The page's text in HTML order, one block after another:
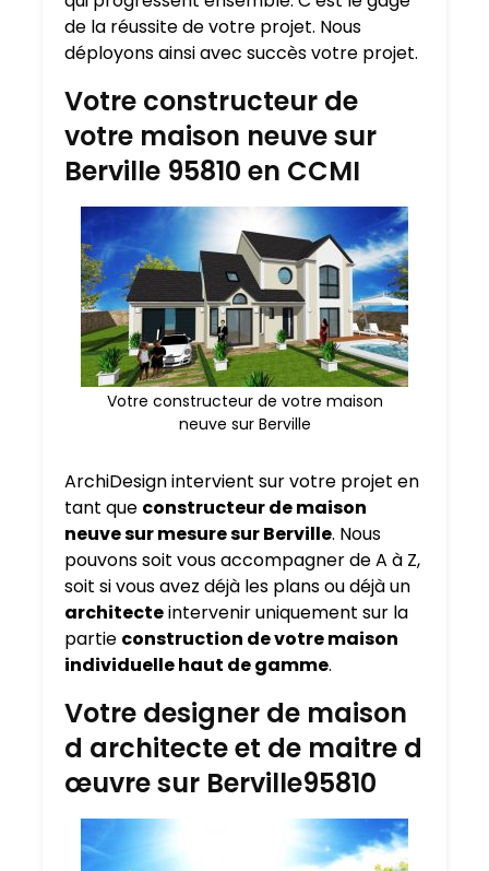
de la réussite de votre projet. Nous
déployons ainsi avec succès votre projet.
Votre constructeur de
votre maison neuve sur
Berville 95810 en CCMI
Votre constructeur de votre maison
neuve sur Berville
ArchiDesign intervient sur votre projet en
tant que constructeur de maison
neuve sur mesure surBerville. Nous
pouvons soit vous accompagner de A à Z,
soit si vous avez déjà les plans ou déjà un
architecteintervenir uniquement sur la
partie construction de votre maison
individuelle haut de gamme.
Votre designer de maison
d architecte et de maitre d
œuvre sur Berville95810